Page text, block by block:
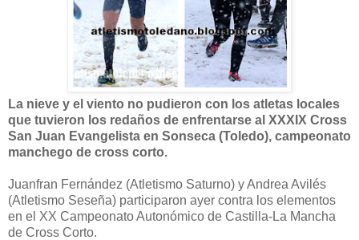
La nieve y el viento no pudieron con los atletas locales
que tuvieron los redaños de enfrentarse al XXXIX Cross
San Juan Evangelista en Sonseca (Toledo), campeonato
manchego de cross corto.
Juanfran Fernández (Atletismo Saturno) y Andrea Avilés
(Atletismo Seseña) participaron ayer contra los elementos
en el XX Campeonato Autonómico de Castilla-La Mancha
de Cross Corto.